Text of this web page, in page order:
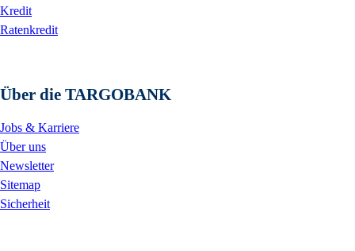
Kredit
Ratenkredit
Über die TARGOBANK
Jobs & Karriere
Über uns
Newsletter
Sitemap
Sicherheit